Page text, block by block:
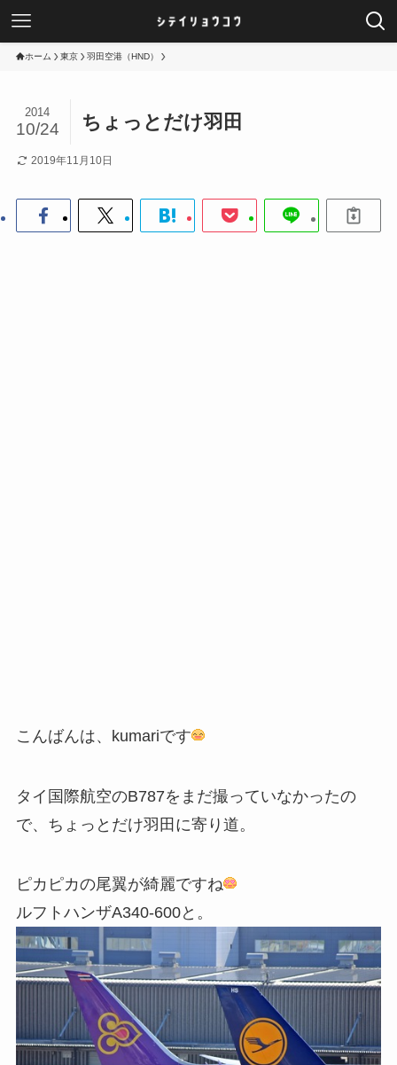
ホーム 東京 羽田空港（HND）
ちょっとだけ羽田
2014
10/24
2019年11月10日
こんばんは、kumariです
タイ国際航空のB787をまだ撮っていなかったの
で、ちょっとだけ羽田に寄り道。
ピカピカの尾翼が綺麗ですね
ルフトハンザA340-600と。